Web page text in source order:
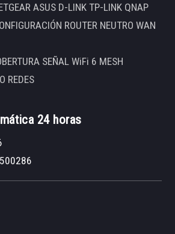
ASUS D-LINK TP-LINK QNAP
ROUTER NEUTRO WAN
SEÑAL WiFi 6 MESH
REDES
24 horas